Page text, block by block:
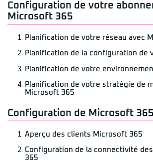
Configuration de votre
Microsoft 365
Planification de votre réseau avec
Planification de la configuration de
Planification de votre
Planification de votre stratégie de
Microsoft 365
Configuration de Microsoft 365
Aperçu des clients Microsoft 365
Configuration de la connectivité
365